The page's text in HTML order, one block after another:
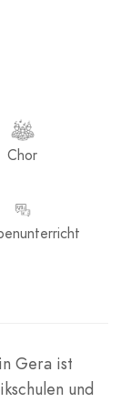
Chor
Gera ist
und